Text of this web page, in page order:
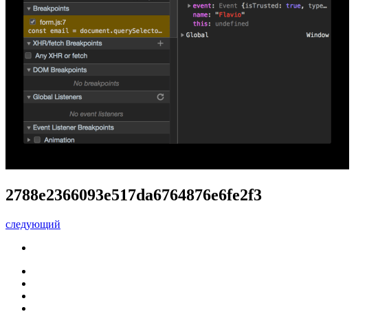
2788e2366093e517da6764876e6fe2f3
следующий